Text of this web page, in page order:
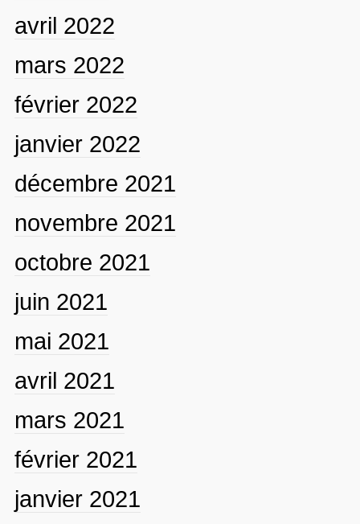
avril 2022
mars 2022
février 2022
janvier 2022
décembre 2021
novembre 2021
octobre 2021
juin 2021
mai 2021
avril 2021
mars 2021
février 2021
janvier 2021